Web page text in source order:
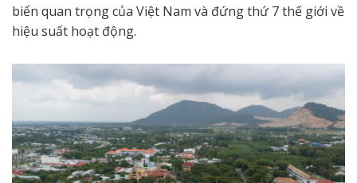
biển quan trọng của Việt Nam và đứng thứ 7 thế giới về
hiệu suất hoạt động.